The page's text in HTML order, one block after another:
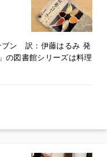
ブン 訳：伊藤はるみ 発
の図書館シリーズは料理